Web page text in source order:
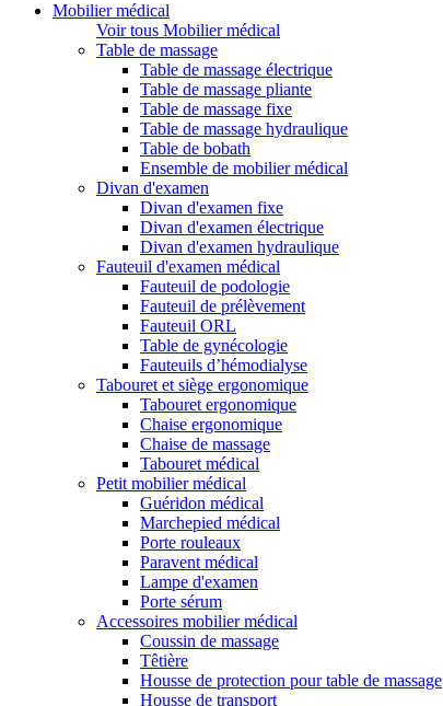
Mobilier médical
Voir tous Mobilier médical
Table de massage
Table de massage électrique
Table de massage pliante
Table de massage fixe
Table de massage hydraulique
Table de bobath
Ensemble de mobilier médical
Divan d'examen
Divan d'examen fixe
Divan d'examen électrique
Divan d'examen hydraulique
Fauteuil d'examen médical
Fauteuil de podologie
Fauteuil de prélèvement
Fauteuil ORL
Table de gynécologie
Fauteuils d’hémodialyse
Tabouret et siège ergonomique
Tabouret ergonomique
Chaise ergonomique
Chaise de massage
Tabouret médical
Petit mobilier médical
Guéridon médical
Marchepied médical
Porte rouleaux
Paravent médical
Lampe d'examen
Porte sérum
Accessoires mobilier médical
Coussin de massage
Têtière
Housse de protection pour table de massage
Housse de transport